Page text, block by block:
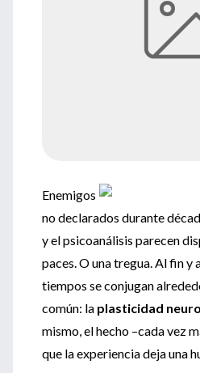
Enemigos
no declarados durante
y el psicoanálisis parecen
paces. O una tregua. Al fin y
tiempos se conjugan
común: la plasticidad
mismo, el hecho –cada vez
que la experiencia deja una